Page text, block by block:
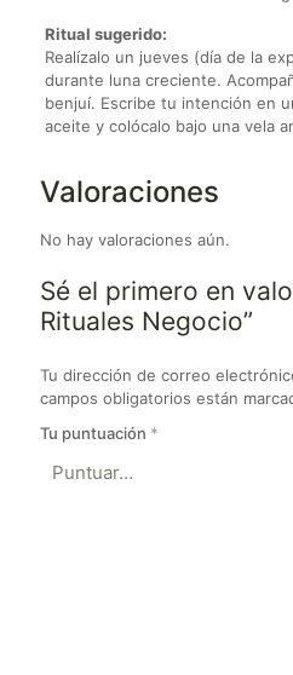
Ritual sugerido:
Realízalo un jueves (día de la
durante luna creciente.
benjuí. Escribe tu intención en
aceite y colócalo bajo una vela
Valoraciones
No hay valoraciones aún.
Sé el primero en
Rituales Negocio”
Tu dirección de correo
campos obligatorios están
Tu puntuación *